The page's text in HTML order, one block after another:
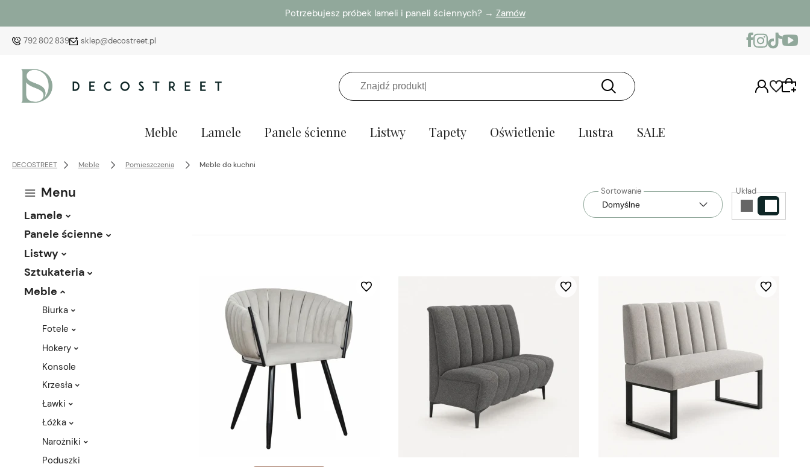
Potrzebujesz próbek lameli i paneli ściennych? → Zamów
792 802 839 sklep@decostreet.pl
Meble Lamele Panele ścienne Listwy Tapety Oświetlenie Lustra SALE
DECOSTREET Meble Pomieszczenia Meble do kuchni
Menu
Lamele
Panele ścienne
Listwy
Sztukateria
Meble
Biurka
Fotele
Hokery
Konsole
Krzesła
Ławki
Łóżka
Narożniki
Poduszki
Układ
Do ulubionych Do ulubionych Do ulubionych